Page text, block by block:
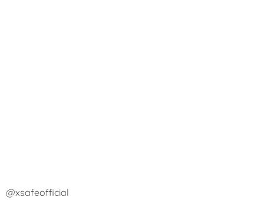
@xsafeofficial